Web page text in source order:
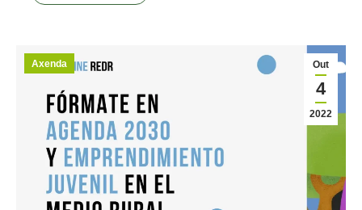
Out
4
2022
Axenda